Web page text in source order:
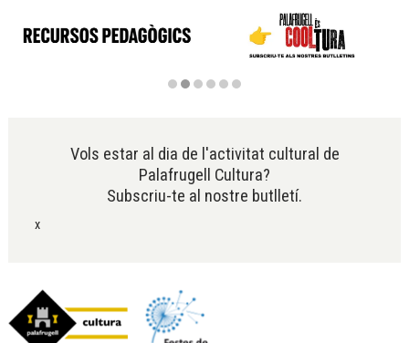
Vols estar al dia de l'activitat cultural de
Palafrugell Cultura?
Subscriu-te al nostre butlletí.
x